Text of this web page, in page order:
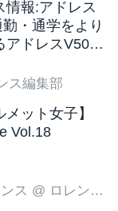
情報:アドレス
・通学をより
アドレスV50
ス編集部
ット女子】
Vol.18
ス @ ロレンス編集部